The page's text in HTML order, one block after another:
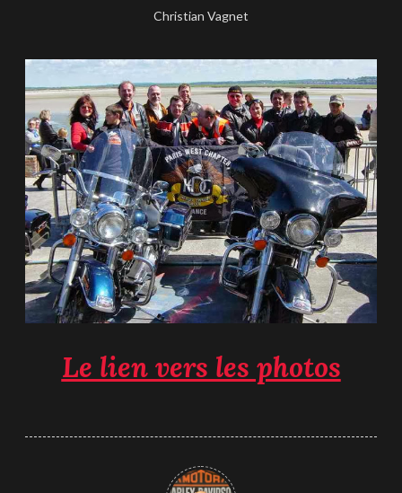
25
Christian Vagnet
Le lien vers les photos